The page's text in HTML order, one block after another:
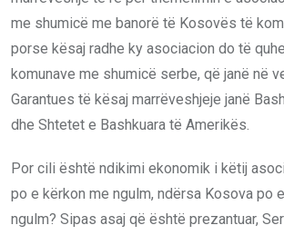
me shumicë me banorë të Kosovës të
porse kësaj radhe ky asociacion do të
komunave me shumicë serbe, që janë në
Garantues të kësaj marrëveshjeje janë
dhe Shtetet e Bashkuara të Amerikës.
Por cili është ndikimi ekonomik i këtij
po e kërkon me ngulm, ndërsa Kosova po
ngulm? Sipas asaj që është prezantuar,